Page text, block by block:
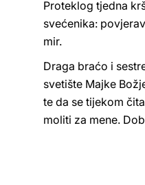
Proteklog tjedna
svećenika:
mir.
Draga braćo i
svetište Majke
te da se tijekom
moliti za mene.